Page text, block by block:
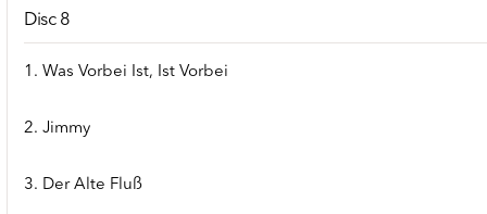
Disc 8
1. Was Vorbei Ist, Ist Vorbei
2. Jimmy
3. Der Alte Fluß